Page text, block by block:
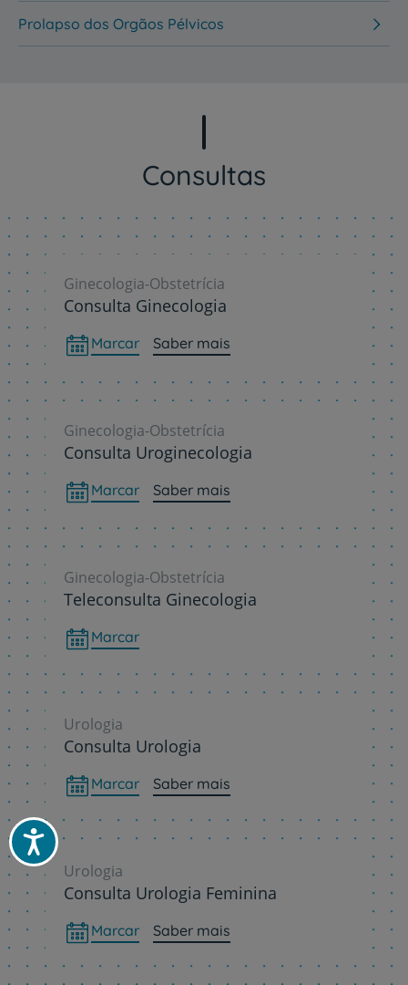
Acessibilidade
Prolapso dos Orgãos Pélvicos
Consultas
Ginecologia-Obstetrícia
Consulta Ginecologia
Marcar Saber mais
Ginecologia-Obstetrícia
Consulta Uroginecologia
Marcar Saber mais
Ginecologia-Obstetrícia
Teleconsulta Ginecologia
Marcar
Urologia
Consulta Urologia
Marcar Saber mais
Urologia
Consulta Urologia Feminina
Marcar Saber mais